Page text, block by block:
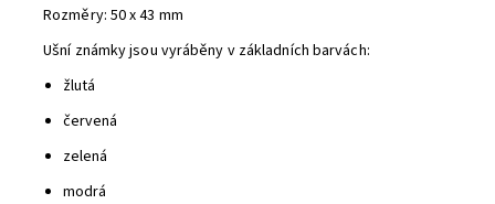
Rozměry: 50 x 43 mm
Ušní známky jsou vyráběny v základních barvách:
žlutá
červená
zelená
modrá